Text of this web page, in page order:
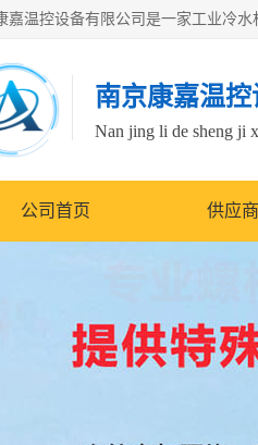
南京康嘉温
Nan jing li de sheng ji
公司首页 供应